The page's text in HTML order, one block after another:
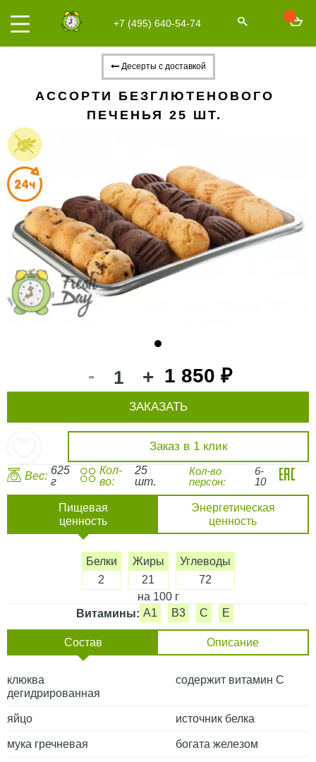
+7 (495) 640-54-74
Десерты с доставкой
АССОРТИ БЕЗГЛЮТЕНОВОГО
ПЕЧЕНЬЯ 25 ШТ.
- + 1 850 ₽
Заказ в 1 клик
ЗАКАЗАТЬ
Вес: 625
г
Кол-
во:
25
шт.
Кол-во
персон:
6-
10
Пищевая
ценность
Энергетическая
ценность
Белки
2
Жиры
21
Углеводы
72
на 100 г
Витамины: A1 B3 C E
Состав Описание
клюква
дегидрированная
содержит витамин С
яйцо источник белка
мука гречневая богата железом